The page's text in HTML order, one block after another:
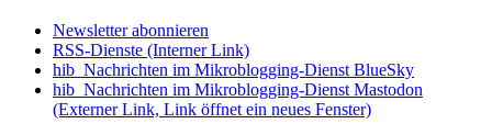
Newsletter abonnieren
RSS-Dienste (Interner Link)
hib_Nachrichten im Mikroblogging-Dienst BlueSky
hib_Nachrichten im Mikroblogging-Dienst Mastodon
(Externer Link, Link öffnet ein neues Fenster)